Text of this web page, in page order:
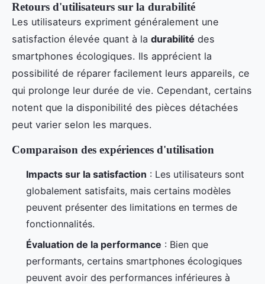
Retours d'utilisateurs sur la durabilité
Les utilisateurs expriment généralement une
satisfaction élevée quant à la durabilité des
smartphones écologiques. Ils apprécient la
possibilité de réparer facilement leurs appareils, ce
qui prolonge leur durée de vie. Cependant, certains
notent que la disponibilité des pièces détachées
peut varier selon les marques.
Comparaison des expériences d'utilisation
Impacts sur la satisfaction : Les utilisateurs sont
globalement satisfaits, mais certains modèles
peuvent présenter des limitations en termes de
fonctionnalités.
Évaluation de la performance : Bien que
performants, certains smartphones écologiques
peuvent avoir des performances inférieures à